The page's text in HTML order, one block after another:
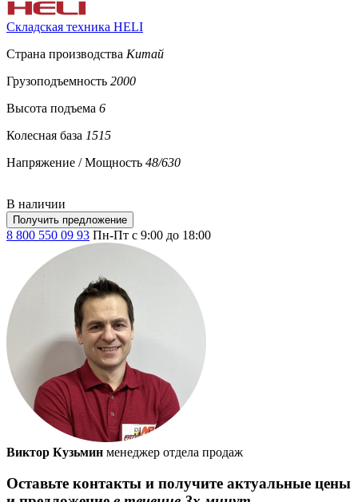
Складская техника HELI
Страна производства Китай
Грузоподъемность 2000
Высота подъема 6
Колесная база 1515
Напряжение / Мощность 48/630
В наличии
Получить предложение
8 800 550 09 93 Пн-Пт с 9:00 до 18:00
Виктор Кузьмин менеджер отдела продаж
Оставьте контакты и получите актуальные цены